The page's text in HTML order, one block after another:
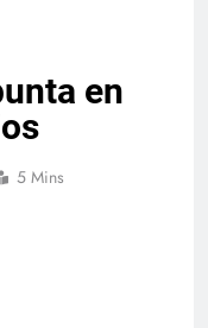
en
5 Mins